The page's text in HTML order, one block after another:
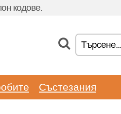
кодове.
Състезания